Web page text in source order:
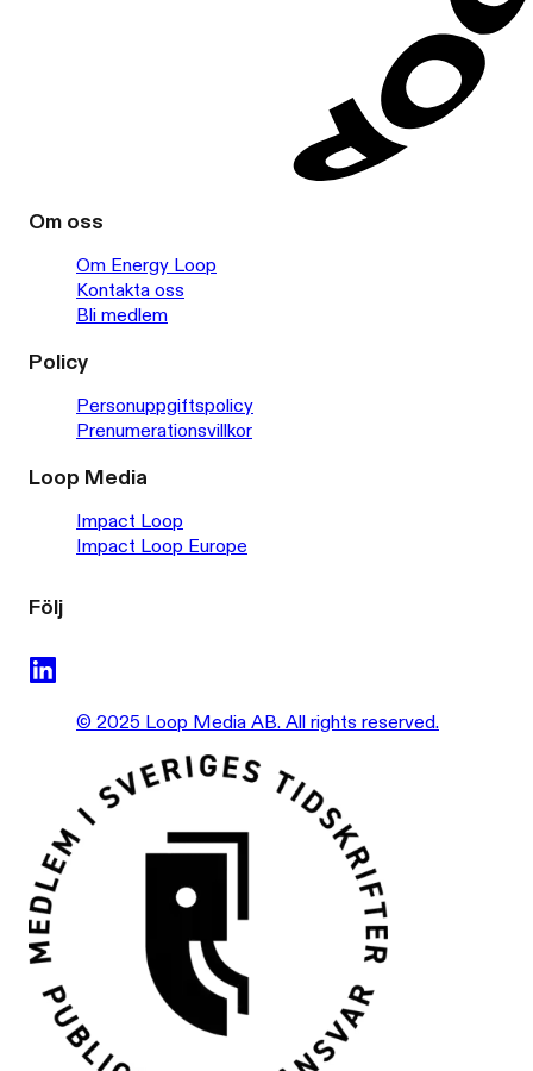
Om oss
Om Energy Loop
Kontakta oss
Bli medlem
Policy
Personuppgiftspolicy
Prenumerationsvillkor
Loop Media
Impact Loop
Impact Loop Europe
Följ
© 2025 Loop Media AB. All rights reserved.